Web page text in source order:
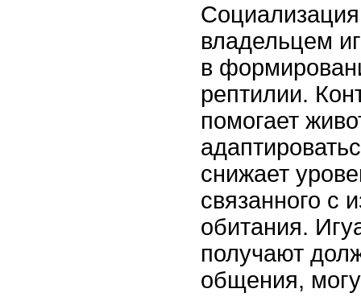
владельцем
в
рептилии.
помогает
снижает
связанного с
обитания.
получают
общения,